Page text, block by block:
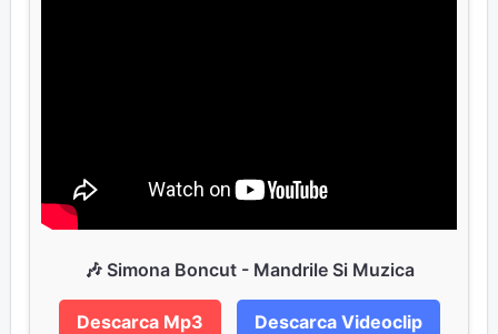
🎶 Simona Boncut - Mandrile Si Muzica
Descarca Mp3 Descarca Videoclip